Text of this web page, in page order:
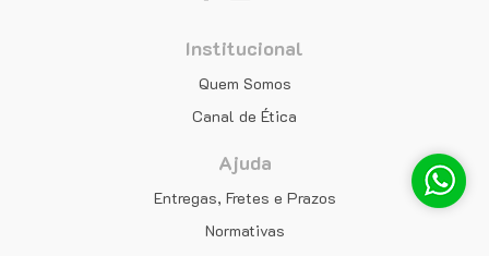
Institucional
Quem Somos
Canal de Ética
Ajuda
Entregas, Fretes e Prazos
Normativas